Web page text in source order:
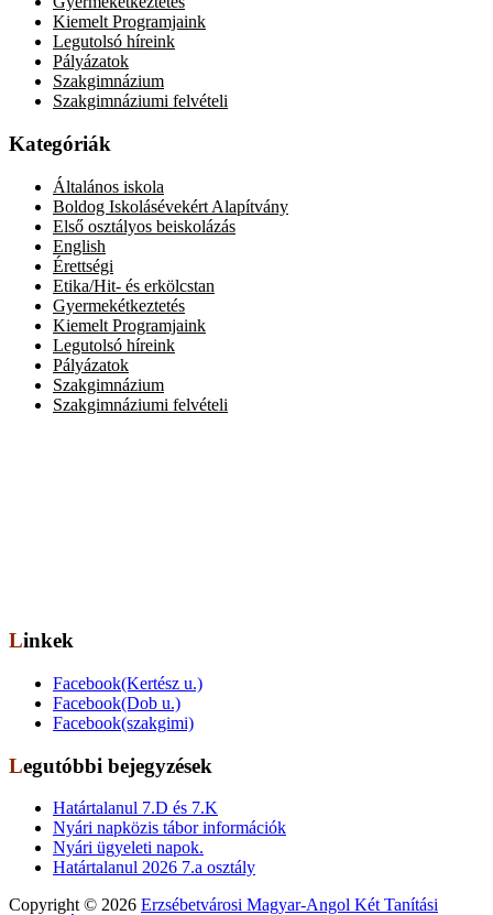
Kiemelt Programjaink
Legutolsó híreink
Pályázatok
Szakgimnázium
Szakgimnáziumi felvételi
Kategóriák
Általános iskola
Boldog Iskolásévekért Alapítvány
Első osztályos beiskolázás
English
Érettségi
Etika/Hit- és erkölcstan
Gyermekétkeztetés
Kiemelt Programjaink
Legutolsó híreink
Pályázatok
Szakgimnázium
Szakgimnáziumi felvételi
Linkek
Facebook(Kertész u.)
Facebook(Dob u.)
Facebook(szakgimi)
Legutóbbi bejegyzések
Határtalanul 7.D és 7.K
Nyári napközis tábor információk
Nyári ügyeleti napok.
Határtalanul 2026 7.a osztály
Copyright © 2026 Erzsébetvárosi Magyar-Angol Két Tanítási